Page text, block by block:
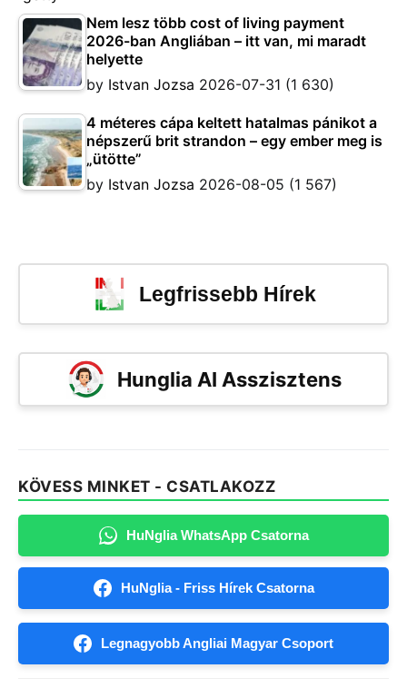
Nem lesz több cost of living payment
2026-ban Angliában – itt van, mi maradt
helyette
by Istvan Jozsa 2026-07-31 (1 630)
4 méteres cápa keltett hatalmas pánikot a
népszerű brit strandon – egy ember meg is
„ütötte”
by Istvan Jozsa 2026-08-05 (1 567)
Legfrissebb Hírek
Hunglia AI Asszisztens
KÖVESS MINKET - CSATLAKOZZ
HuNglia WhatsApp Csatorna
HuNglia - Friss Hírek Csatorna
Legnagyobb Angliai Magyar Csoport